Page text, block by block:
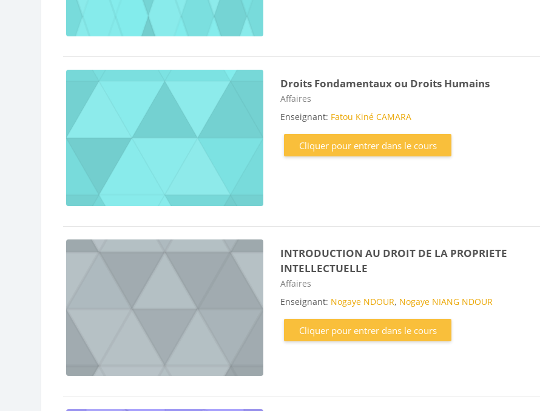
Droits Fondamentaux ou Droits Humains
Catégorie de cours
Affaires
Enseignant: Fatou Kiné CAMARA
Cliquer pour entrer dans le cours
INTRODUCTION AU DROIT DE LA PROPRIETE
INTELLECTUELLE
Catégorie de cours
Affaires
Enseignant: Nogaye NDOUR, Nogaye NIANG NDOUR
Cliquer pour entrer dans le cours